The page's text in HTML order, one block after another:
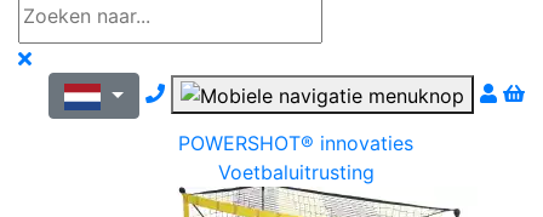
Nous contacter par téléphone
POWERSHOT® innovaties
Voetbaluitrusting